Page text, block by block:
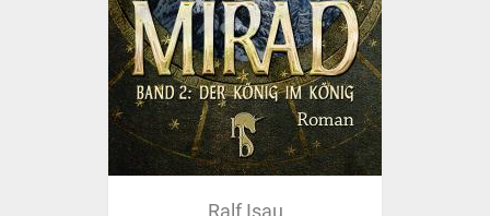
Ralf Isau